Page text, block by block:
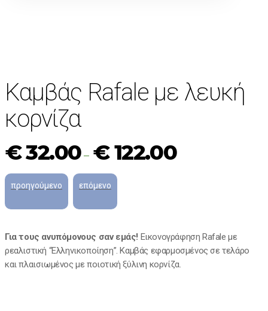
Καμβάς Rafale με λευκή
κορνίζα
€32.00– €122.00
Για τους ανυπόμονους σαν εμάς! Εικονογράφηση Rafale με
ρεαλιστική “Ελληνικοποίηση”. Καμβάς εφαρμοσμένος σε τελάρο
και πλαισιωμένος με ποιοτική ξύλινη κορνίζα.